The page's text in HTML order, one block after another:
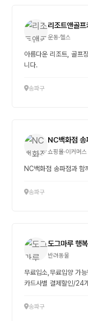
리조트앤골프
운동·헬스
아름다운 리조트, 골프
니다.
송파구
NC백화점 송
쇼핑몰·이커머스
NC백화점 송파점과 함
송파구
도그마루 행
반려동물
무료입소,무료입양 가
카드사별 결제할인/24
송파구